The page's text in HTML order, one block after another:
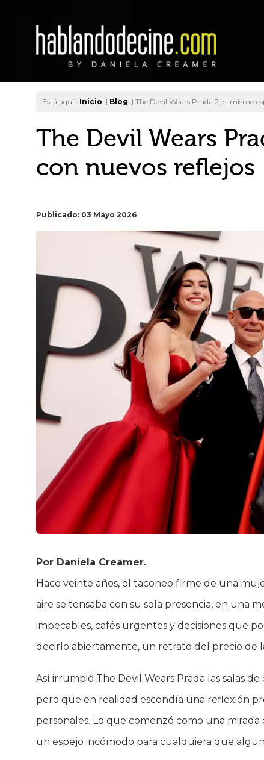
Está aquí: Inicio | Blog | The Devil Wears Prada 2, el mismo
The Devil Wears
con nuevos reflejos
Publicado: 03 Mayo 2026
Por Daniela Creamer.
Hace veinte años, el taconeo firme de una
aire se tensaba con su sola presencia, en una
impecables, cafés urgentes y decisiones que
decirlo abiertamente, un retrato del precio de
Así irrumpió The Devil Wears Prada las salas
pero que en realidad escondía una reflexión
personales. Lo que comenzó como una
un espejo incómodo para cualquiera que